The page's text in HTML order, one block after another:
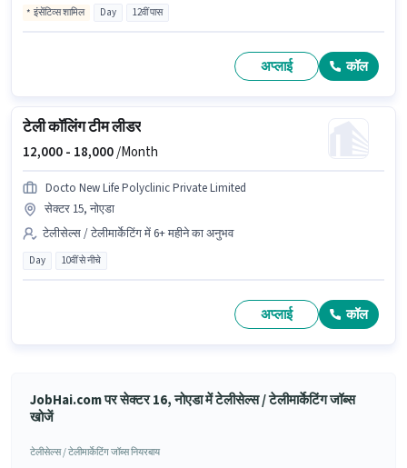
इंसेंटिव्स शामिल Day 12वीं पास
अप्लाई कॉल
टेली कॉलिंग टीम लीडर
12,000 - 18,000/Month
Docto New Life Polyclinic Private Limited
सेक्टर 15, नोएडा
टेलीसेल्स / टेलीमार्केटिंग में 6+ महीने का अनुभव
Day 10वीं से नीचे
अप्लाई कॉल
JobHai.com पर सेक्टर 16, नोएडा में टेलीसेल्स / टेलीमार्केटिंग जॉब्स
खोजें
टेलीसेल्स / टेलीमार्केटिंग जॉब्स नियरबाय